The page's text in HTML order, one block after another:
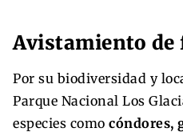
Avistamiento
Por su biodiversidad y
Parque Nacional Los
especies como cóndores,